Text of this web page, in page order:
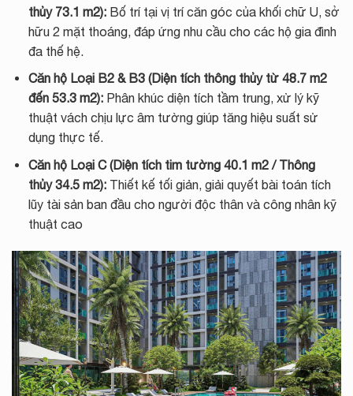
thủy 73.1 m2):Bố trí tại vị trí căn góc của khối chữ U, sở
hữu 2 mặt thoáng, đáp ứng nhu cầu cho các hộ gia đình
đa thế hệ.
Căn hộ Loại B2 & B3 (Diện tích thông thủy từ 48.7 m2
đến 53.3 m2):Phân khúc diện tích tầm trung, xử lý kỹ
thuật vách chịu lực âm tường giúp tăng hiệu suất sử
dụng thực tế.
Căn hộ Loại C (Diện tích tim tường 40.1 m2 / Thông
thủy 34.5 m2):Thiết kế tối giản, giải quyết bài toán tích
lũy tài sản ban đầu cho người độc thân và công nhân kỹ
thuật cao